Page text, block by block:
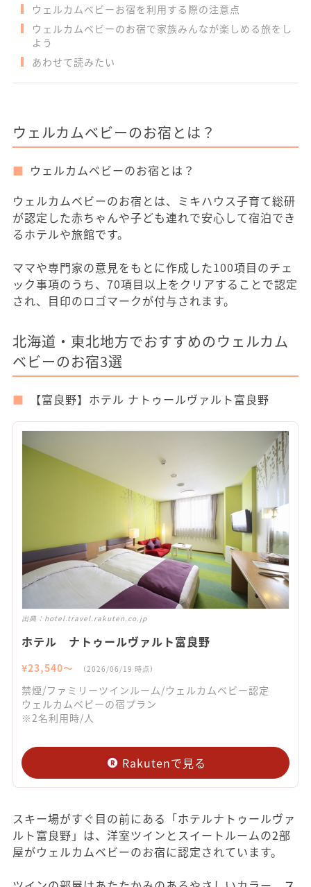
ウェルカムベビーお宿を利用する際の注意点
ウェルカムベビーのお宿で家族みんなが楽しめる旅をし
よう
あわせて読みたい
ウェルカムベビーのお宿とは？
ウェルカムベビーのお宿とは？
ウェルカムベビーのお宿とは、ミキハウス子育て総研
が認定した赤ちゃんや子ども連れで安心して宿泊でき
るホテルや旅館です。
ママや専門家の意見をもとに作成した100項目のチェ
ック事項のうち、70項目以上をクリアすることで認定
され、目印のロゴマークが付与されます。
北海道・東北地方でおすすめのウェルカム
ベビーのお宿3選
【富良野】ホテル ナトゥールヴァルト富良野
出典： hotel.travel.rakuten.co.jp
ホテル ナトゥールヴァルト富良野
¥23,540〜 （2026/06/19 時点）
禁煙/ファミリーツインルーム/ウェルカムベビー認定
ウェルカムベビーの宿プラン
※2名利用時/人
Rakutenで見る
スキー場がすぐ目の前にある「ホテルナトゥールヴァ
ルト富良野」は、洋室ツインとスイートルームの2部
屋がウェルカムベビーのお宿に認定されています。